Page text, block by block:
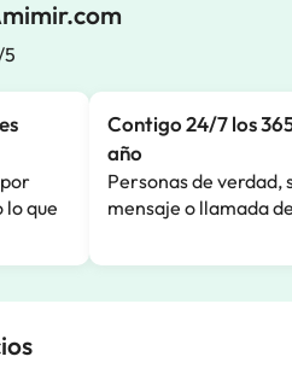
lo que
Contigo 24/7 los
año
Personas de verdad,
mensaje o llamada